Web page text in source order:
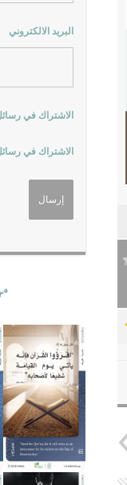
البريد الالكتروني
الاشتراك في
الاشتراك في